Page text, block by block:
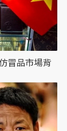
冒品市場背